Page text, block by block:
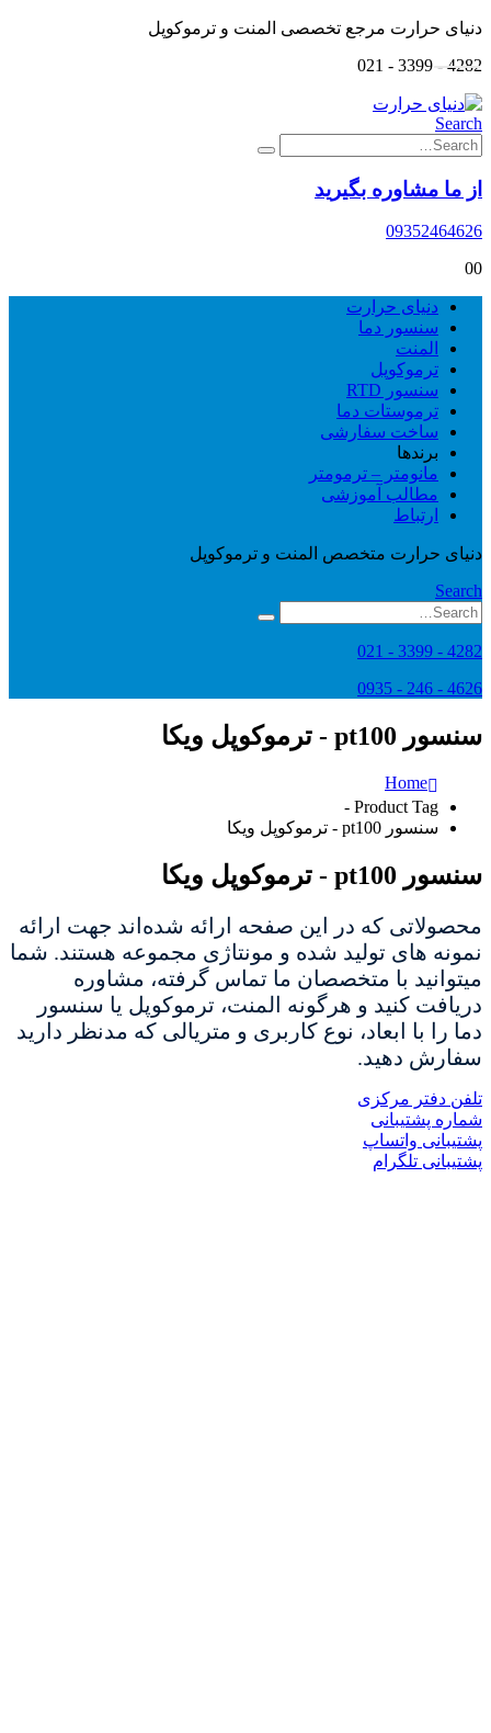
دنیای حرارت مرجع تخصصی المنت و ترموکوپل
4282 - 3399 - 021
Search
از ما مشاوره بگیرید
09352464626
00
دنیای حرارت
سنسور دما
المنت
ترموکوپل
سنسور RTD
ترموستات دما
ساخت سفارشی
برندها
مانومتر – ترمومتر
مطالب آموزشی
ارتباط
دنیای حرارت متخصص المنت و ترموکوپل
Search
4282 - 3399 - 021
4626 - 246 - 0935
سنسور pt100 - ترموکوپل ویکا
Home
Product Tag -
سنسور pt100 - ترموکوپل ویکا
سنسور pt100 - ترموکوپل ویکا
محصولاتی که در این صفحه ارائه شده‌اند جهت ارائه
نمونه های تولید شده و مونتاژی مجموعه هستند. شما
میتوانید با متخصصان ما تماس گرفته، مشاوره
دریافت کنید و هرگونه المنت، ترموکوپل یا سنسور
دما را با ابعاد، نوع کاربری و متریالی که مدنظر دارید
سفارش دهید.
تلفن دفتر مرکزی
شماره پشتیبانی
پشتیبانی واتساپ
پشتیبانی تلگرام